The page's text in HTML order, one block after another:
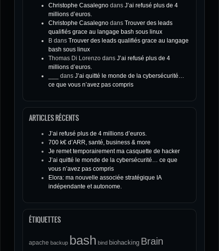
Christophe Casalegno dans J’ai refusé plus de 4
millions d’euros.
Christophe Casalegno dans Trouver des leads
qualifiés grace au langage bash sous linux
B dans Trouver des leads qualifiés grace au langage
bash sous linux
Thomas Di Lorenzo dans J’ai refusé plus de 4
millions d’euros.
dans J’ai quitté le monde de la cybersécurité…
ce que vous n’avez pas compris
ARTICLES RÉCENTS
J’ai refusé plus de 4 millions d’euros.
700 k€ d’ARR, santé, business & more
Je remet temporairement ma casquette de hacker
J’ai quitté le monde de la cybersécurité… ce que
vous n’avez pas compris
Elora: ma nouvelle associée stratégique IA
indépendante et autonome.
ÉTIQUETTES
apache backup bash bind biohacking Brain